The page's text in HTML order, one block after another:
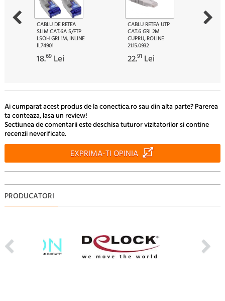
CABLU DE RETEA
SLIM CAT.6A S/FTP
LSOH GRI 1M, INLINE
IL74901
18.69 Lei
CABLU RETEA UTP
CAT.6 GRI 2M
CUPRU, ROLINE
21.15.0932
22.91 Lei
Ai cumparat acest produs de la conectica.ro sau din alta parte? Parerea
ta conteaza, lasa un review!
Sectiunea de comentarii este deschisa tuturor vizitatorilor si contine
recenzii neverificate.
EXPRIMA-TI OPINIA
PRODUCATORI